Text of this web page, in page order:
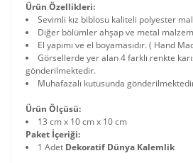
Ürün Özellikleri:
Sevimli kız biblosu kaliteli polyester
Diğer bölümler ahşap ve metal
El yapımı ve el boyamasıdır. ( Hand
Görsellerde yer alan 4 farklı renkte
gönderilmektedir.
Muhafazalı kutusunda
Ürün Ölçüsü:
13 cm x 10 cm x 10 cm
Paket İçeriği:
1 Adet Dekoratif Dünya Kalemlik